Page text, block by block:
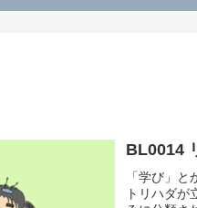
BL0014
「学び」
トリハダが